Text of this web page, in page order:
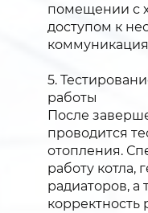
помещении с
доступом к
5.
работы
После
проводится
отопления.
работу котла,
радиаторов, а
корректность